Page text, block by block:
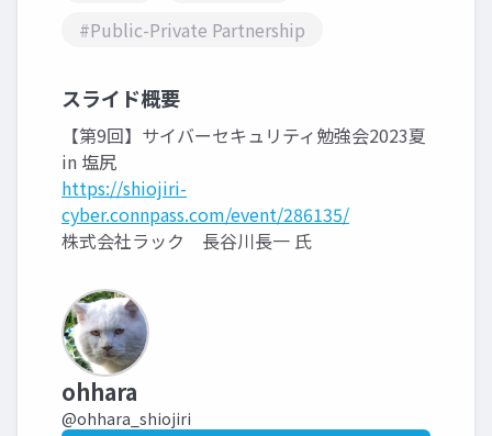
#Public-Private Partnership
スライド概要
【第9回】サイバーセキュリティ勉強会2023夏
in 塩尻
https://shiojiri-
cyber.connpass.com/event/286135/
株式会社ラック 長谷川長一 氏
ohhara
@ohhara_shiojiri